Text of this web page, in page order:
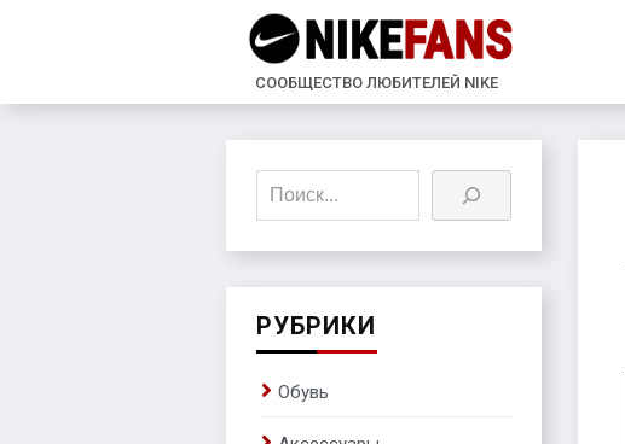
СООБЩЕСТВО ЛЮБИТЕЛЕЙ NIKE
Поиск
РУБРИКИ
Обувь